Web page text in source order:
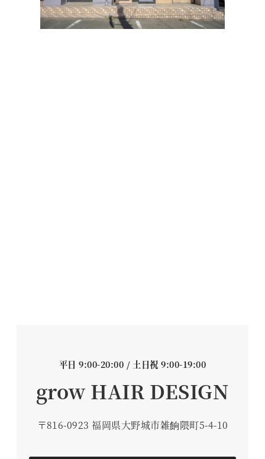
平日 9:00-20:00 / 土日祝 9:00-19:00
grow HAIR DESIGN
〒816-0923 福岡県大野城市雑餉隈町5-4-10